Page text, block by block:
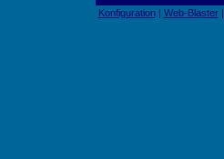
Konfiguration| Web-Blaster|